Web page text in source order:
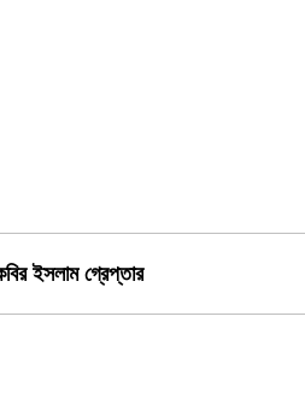
ইসলাম গ্রেপ্তার